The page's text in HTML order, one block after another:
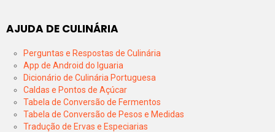
AJUDA DE CULINÁRIA
Perguntas e Respostas de Culinária
App de Android do Iguaria
Dicionário de Culinária Portuguesa
Caldas e Pontos de Açúcar
Tabela de Conversão de Fermentos
Tabela de Conversão de Pesos e Medidas
Tradução de Ervas e Especiarias